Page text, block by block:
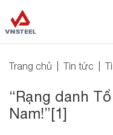
Trang chủ Tin tức
“Rạng danh
Nam!”[1]